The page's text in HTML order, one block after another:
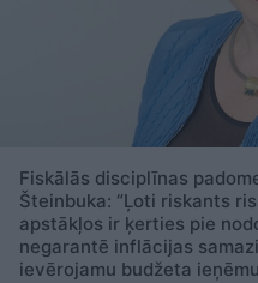
Fiskālās disciplīnas
Šteinbuka: “Ļoti riskants
apstākļos ir ķerties pie
negarantē inflācijas
ievērojamu budžeta